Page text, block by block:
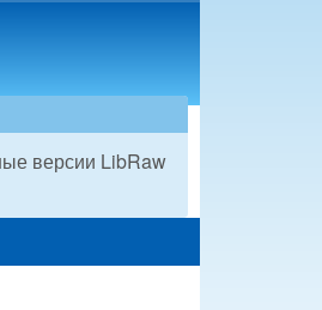
версии LibRaw